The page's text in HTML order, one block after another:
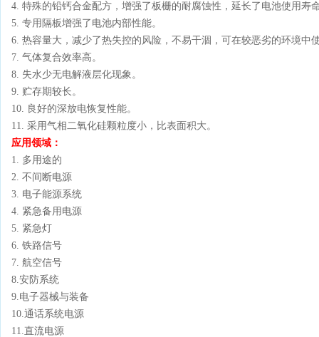
4. 特殊的铅钙合金配方，增强了板栅的耐腐蚀性，延长了电池使用寿
5. 专用隔板增强了电池内部性能。
6. 热容量大，减少了热失控的风险，不易干涸，可在较恶劣的环境中
7. 气体复合效率高。
8. 失水少无电解液层化现象。
9. 贮存期较长。
10. 良好的深放电恢复性能。
11. 采用气相二氧化硅颗粒度小，比表面积大。
应用领域：
1. 多用途的
2. 不间断电源
3. 电子能源系统
4. 紧急备用电源
5. 紧急灯
6. 铁路信号
7. 航空信号
8.安防系统
9.电子器械与装备
10.通话系统电源
11.直流电源